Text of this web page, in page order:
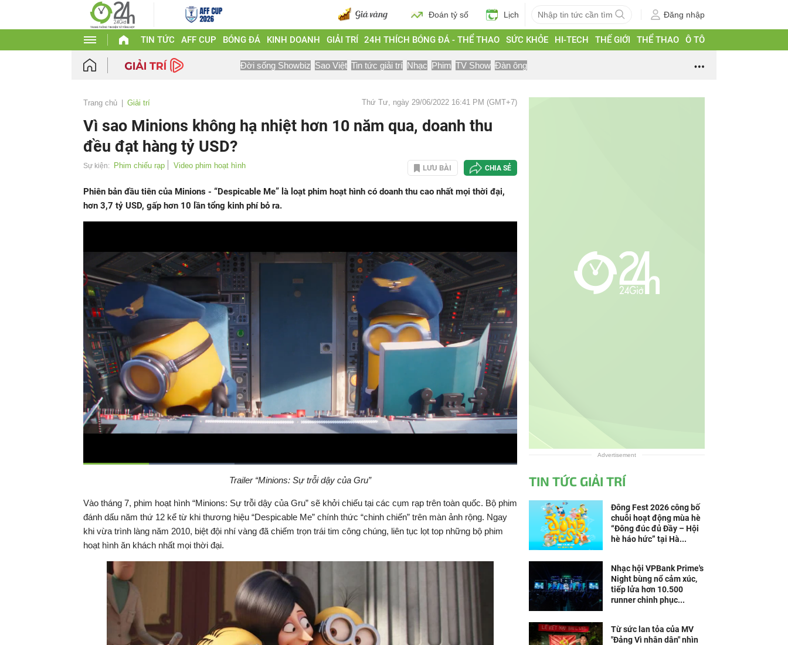
Đoán tỷ số Lịch Đăng nhập
TIN TỨC AFF CUP BÓNG ĐÁ KINH DOANH GIẢI TRÍ 24H THÍCH BÓNG ĐÁ - THỂ THAO SỨC KHỎE HI-TECH THẾ GIỚI THỂ THAO Ô TÔ
Đời sống Showbiz Sao Việt Tin tức giải trí Nhạc Phim TV Show Đàn ông
Trang chủ Giải trí Thứ Tư, ngày 29/06/2022 16:41 PM (GMT+7)
Vì sao Minions không hạ nhiệt hơn 10 năm qua, doanh thu
đều đạt hàng tỷ USD?
Sự kiện: Phim chiếu rạp Video phim hoạt hình LƯU BÀI CHIA SẺ
Phiên bản đầu tiên của Minions - “Despicable Me” là loạt phim hoạt hình có doanh thu cao nhất mọi thời đại,
hơn 3,7 tỷ USD, gấp hơn 10 lần tổng kinh phí bỏ ra.
gian
hiện
tại
Đã
hình
thanh
Trailer “Minions: Sự trỗi dậy của Gru”
Vào tháng 7, phim hoạt hình “Minions: Sự trỗi dậy của Gru” sẽ khởi chiếu tại các cụm rạp trên toàn quốc. Bộ phim
đánh dấu năm thứ 12 kể từ khi thương hiệu “Despicable Me” chính thức “chinh chiến” trên màn ảnh rộng. Ngay
khi vừa trình làng năm 2010, biệt đội nhí vàng đã chiếm trọn trái tim công chúng, liên tục lọt top những bộ phim
hoạt hình ăn khách nhất mọi thời đại.
Advertisement
TIN TỨC GIẢI TRÍ
Đông Fest 2026 công bố
chuỗi hoạt động mùa hè
“Đông đúc đủ Đầy – Hội
hè háo hức” tại Hà...
Nhạc hội VPBank Prime's
Night bùng nổ cảm xúc,
tiếp lửa hơn 10.500
runner chinh phục...
Từ sức lan tỏa của MV
"Đảng Vì nhân dân" nhìn